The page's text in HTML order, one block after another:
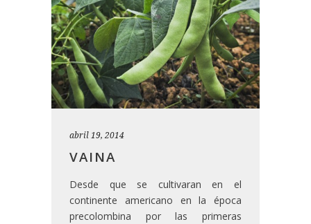
abril 19, 2014
VAINA
Desde que se cultivaran en el
continente americano en la época
precolombina por las primeras